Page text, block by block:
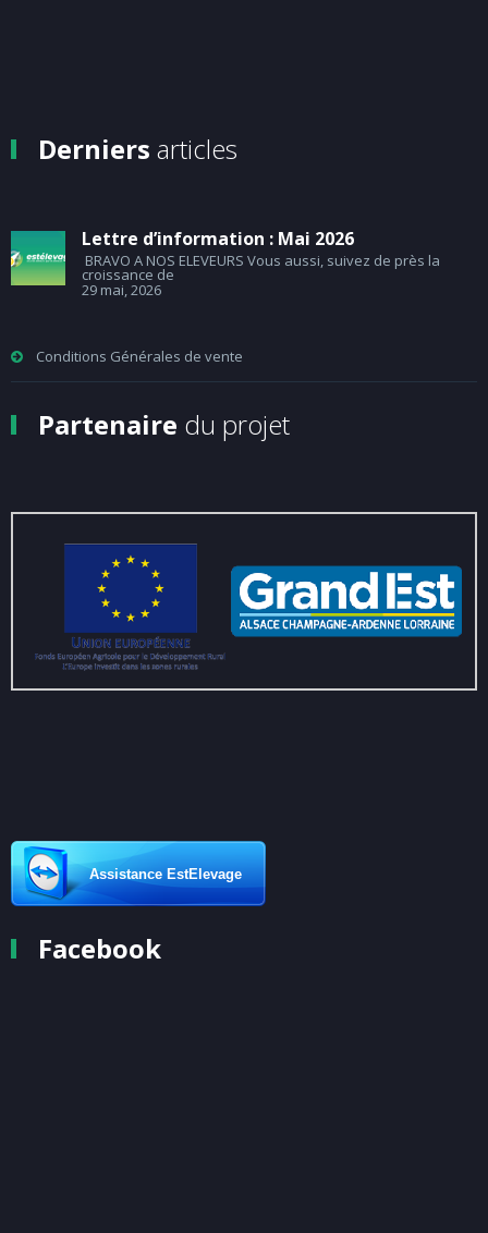
Derniers articles
Lettre d’information : Mai 2026
BRAVO A NOS ELEVEURS Vous aussi, suivez de près la
croissance de
29 mai, 2026
Conditions Générales de vente
Partenaire du projet
Assistance EstElevage
Facebook